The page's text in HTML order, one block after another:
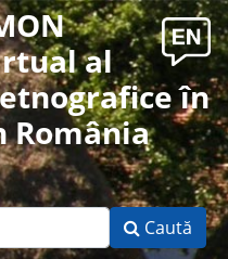
al
în
România
Caută